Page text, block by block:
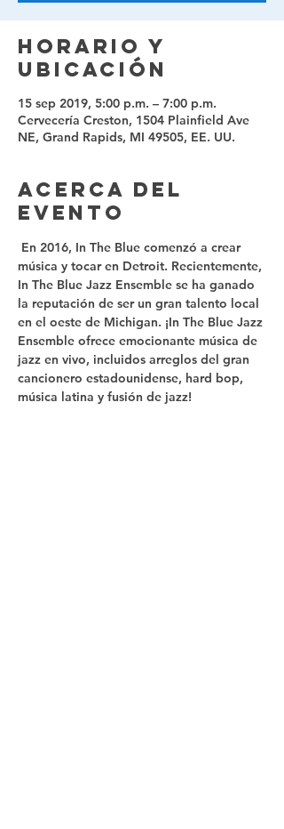
Horario y
ubicación
15 sep 2019, 5:00 p.m. – 7:00 p.m.
Cervecería Creston, 1504 Plainfield Ave
NE, Grand Rapids, MI 49505, EE. UU.
Acerca del
evento
En 2016, In The Blue comenzó a crear
música y tocar en Detroit. Recientemente,
In The Blue Jazz Ensemble se ha ganado
la reputación de ser un gran talento local
en el oeste de Michigan. ¡In The Blue Jazz
Ensemble ofrece emocionante música de
jazz en vivo, incluidos arreglos del gran
cancionero estadounidense, hard bop,
música latina y fusión de jazz!